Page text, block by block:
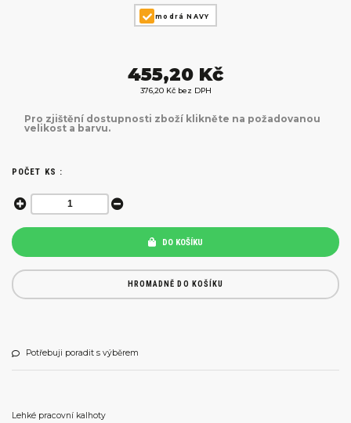
modrá NAVY
455,20 Kč
376,20 Kč bez DPH
Pro zjištění dostupnosti zboží klikněte na požadovanou
velikost a barvu.
POČET KS :
DO KOŠÍKU
HROMADNĚ DO KOŠÍKU
Potřebuji poradit s výběrem
Lehké pracovní kalhoty